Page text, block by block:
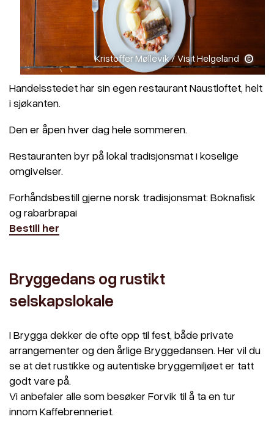
Kristoffer Møllevik / Visit Helgeland
Handelsstedet har sin egen restaurant Naustloftet, helt
i sjøkanten.
Den er åpen hver dag hele sommeren.
Restauranten byr på lokal tradisjonsmat i koselige
omgivelser.
Forhåndsbestill gjerne norsk tradisjonsmat: Boknafisk
og rabarbrapai
Bestill her
Bryggedans og rustikt
selskapslokale
I Brygga dekker de ofte opp til fest, både private
arrangementer og den årlige Bryggedansen. Her vil du
se at det rustikke og autentiske bryggemiljøet er tatt
godt vare på.
Vi anbefaler alle som besøker Forvik til å ta en tur
innom Kaffebrenneriet.